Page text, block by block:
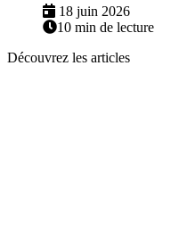
18 juin 2026
10 min de lecture
Découvrez les articles